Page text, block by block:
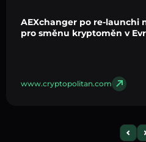
AEXchanger po re-launchi
pro směnu kryptoměn v
www.cryptopolitan.com